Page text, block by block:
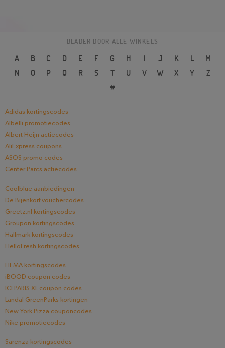
BLADER DOOR ALLE WINKELS
A B C D E F G H I J K L
M
N
O P Q R S T U V W X Y
Z
#
Adidas kortingscodes
Albelli promotiecodes
Albert Heijn actiecodes
AliExpress coupons
ASOS promo codes
Center Parcs actiecodes
Coolblue aanbiedingen
De Bijenkorf vouchercodes
Greetz.nl kortingscodes
Groupon kortingscodes
Hallmark kortingscodes
HelloFresh kortingscodes
HEMA kortingscodes
iBOOD coupon codes
ICI PARIS XL coupon codes
Landal GreenParks kortingen
New York Pizza couponcodes
Nike promotiecodes
Sarenza kortingscodes